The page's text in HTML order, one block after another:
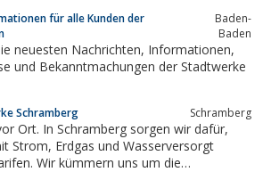
für alle Kunden der
Baden-
Baden
Nachrichten, Informationen,
und Bekanntmachungen der Stadtwerke
Schramberg Schram­berg
Ort. In Schramberg sorgen wir dafür,
Wasserversorgt
Wir kümmern uns um die